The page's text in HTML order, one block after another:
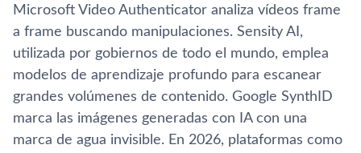
Microsoft Video Authenticator analiza vídeos frame
a frame buscando manipulaciones. Sensity AI,
utilizada por gobiernos de todo el mundo, emplea
modelos de aprendizaje profundo para escanear
grandes volúmenes de contenido. Google SynthID
marca las imágenes generadas con IA con una
marca de agua invisible. En 2026, plataformas como